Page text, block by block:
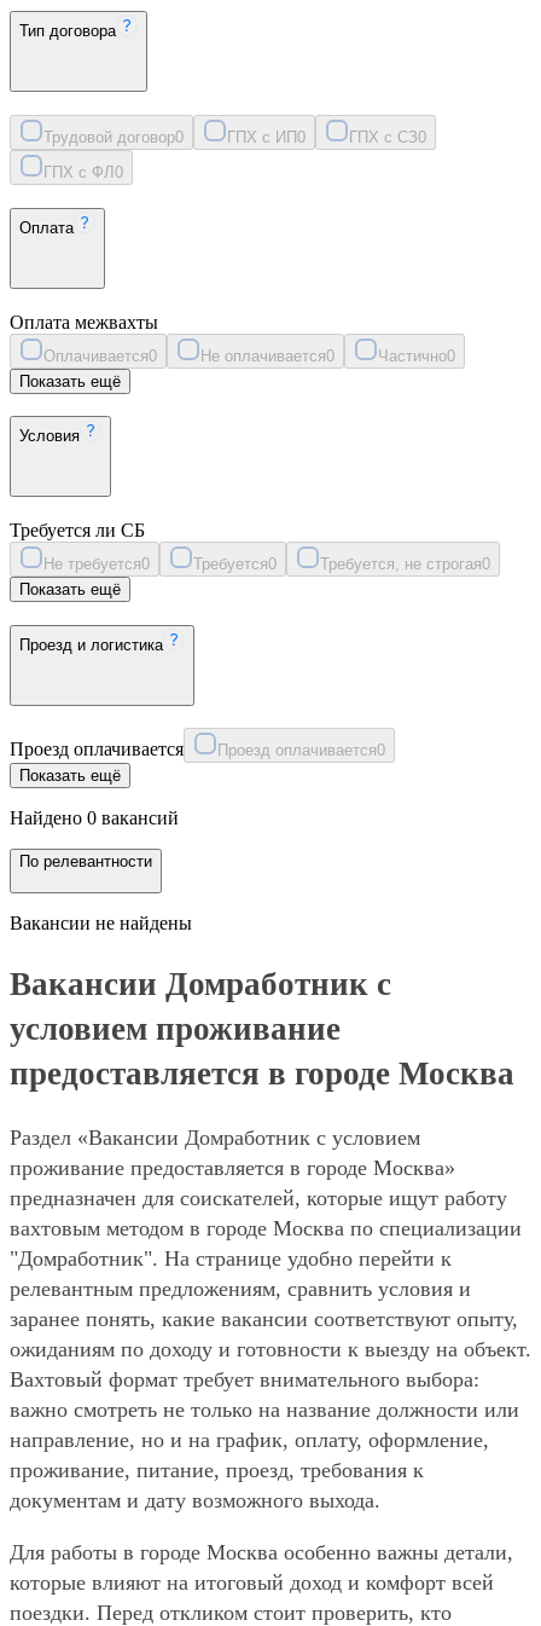
Тип договора
Трудовой договор0 ГПХ с ИП0 ГПХ с СЗ0
ГПХ с ФЛ 0
Оплата
Оплата межвахты
Оплачивается0 Не оплачивается0 Частично0
Показать ещё
Условия
Требуется ли СБ
Не требуется0 Требуется0 Требуется, не строгая0
Показать ещё
Проезд и логистика
Проезд оплачивается Проезд оплачивается0
Показать ещё
Найдено 0 вакансий
По релевантности
Вакансии не найдены
Вакансии Домработник с
условием проживание
предоставляется в городе Москва
Раздел «Вакансии Домработник с условием
проживание предоставляется в городе Москва»
предназначен для соискателей, которые ищут работу
вахтовым методом в городе Москва по специализации
"Домработник". На странице удобно перейти к
релевантным предложениям, сравнить условия и
заранее понять, какие вакансии соответствуют опыту,
ожиданиям по доходу и готовности к выезду на объект.
Вахтовый формат требует внимательного выбора:
важно смотреть не только на название должности или
направление, но и на график, оплату, оформление,
проживание, питание, проезд, требования к
документам и дату возможного выхода.
Для работы в городе Москва особенно важны детали,
которые влияют на итоговый доход и комфорт всей
поездки. Перед откликом стоит проверить, кто